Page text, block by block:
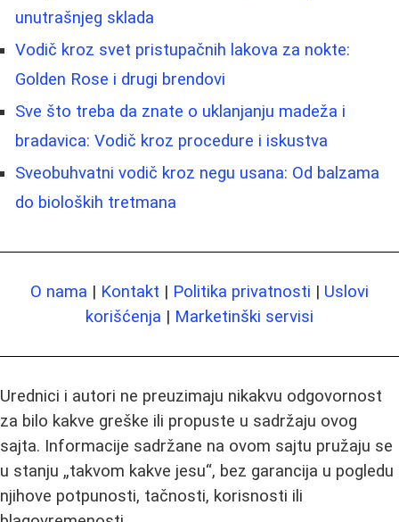
unutrašnjeg sklada
Vodič kroz svet pristupačnih lakova za nokte:
Golden Rose i drugi brendovi
Sve što treba da znate o uklanjanju madeža i
bradavica: Vodič kroz procedure i iskustva
Sveobuhvatni vodič kroz negu usana: Od balzama
do bioloških tretmana
O nama | Kontakt | Politika privatnosti | Uslovi
korišćenja | Marketinški servisi
Urednici i autori ne preuzimaju nikakvu odgovornost
za bilo kakve greške ili propuste u sadržaju ovog
sajta. Informacije sadržane na ovom sajtu pružaju se
u stanju „takvom kakve jesu“, bez garancija u pogledu
njihove potpunosti, tačnosti, korisnosti ili